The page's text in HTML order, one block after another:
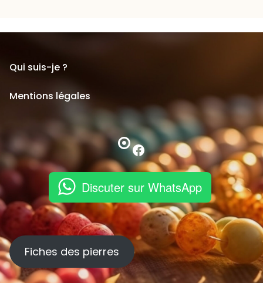
Qui suis-je ?
Mentions légales
Facebook
Discuter sur WhatsApp
Fiches des pierres